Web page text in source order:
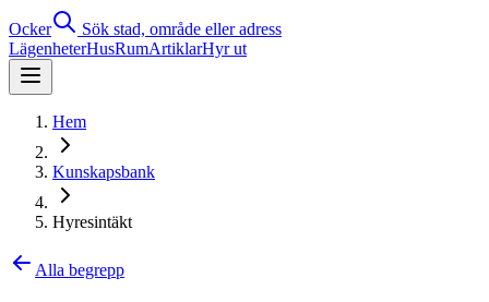
Ocker
Sök stad, område eller adress
LägenheterHusRumArtiklarHyr ut
Hem
Kunskapsbank
Hyresintäkt
Alla begrepp